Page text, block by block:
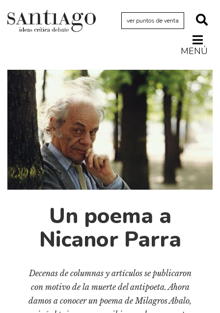
ver puntos de venta
MENÚ
Actualidad
Archivo Cenfoto-UDP
Arquetipos de situación
Artes visuales
Ciencia
Cine y televisión
Ciudad
Cómics
Diccionario portátil de la literatura chilena
Fragmentos
Gran reserva
Historia
Un poema a
Nicanor Parra
Decenas de columnas y artículos se publicaron
con motivo de la muerte del antipoeta. Ahora
damos a conocer un poema de Milagros Abalo,